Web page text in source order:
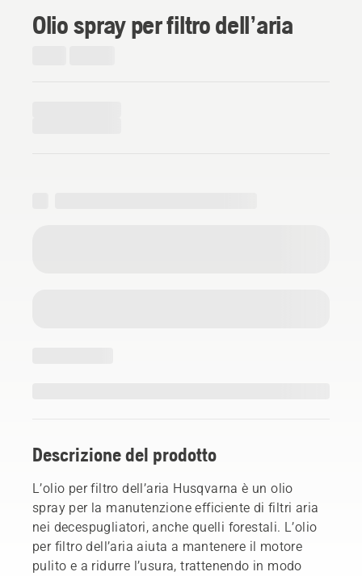
Olio spray per filtro dell’aria
Descrizione del prodotto
L’olio per filtro dell’aria Husqvarna è un olio
spray per la manutenzione efficiente di filtri aria
nei decespugliatori, anche quelli forestali. L’olio
per filtro dell’aria aiuta a mantenere il motore
pulito e a ridurre l’usura, trattenendo in modo